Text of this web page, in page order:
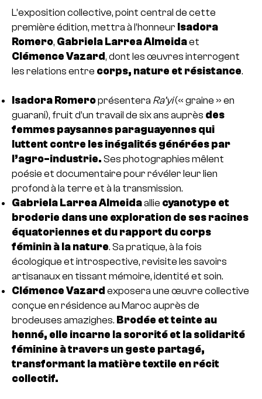
L’exposition collective, point central de cette
première édition, mettra à l’honneur Isadora
Romero, Gabriela Larrea Almeidaet
Clémence Vazard , dont les œuvres interrogent
les relations entre corps, nature et résistance.
Isadora Romeroprésentera Ra’yi(« graine » en
guarani), fruit d’un travail de six ans auprès des
femmes paysannes paraguayennes qui
luttent contre les inégalités générées par
l’agro-industrie. Ses photographies mêlent
poésie et documentaire pour révéler leur lien
profond à la terre et à la transmission.
Gabriela Larrea Almeidaallie cyanotype et
broderie dans une exploration de ses racines
équatoriennes et du rapport du corps
féminin à la nature. Sa pratique, à la fois
écologique et introspective, revisite les savoirs
artisanaux en tissant mémoire, identité et soin.
Clémence Vazard exposera une œuvre collective
conçue en résidence au Maroc auprès de
brodeuses amazighes. Brodée et teinte au
henné, elle incarne la sororité et la solidarité
féminine à travers un geste partagé,
transformant la matière textile en récit
collectif.